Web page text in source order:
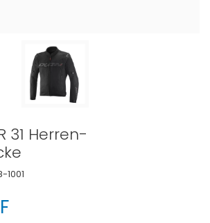
31 Herren-
1001